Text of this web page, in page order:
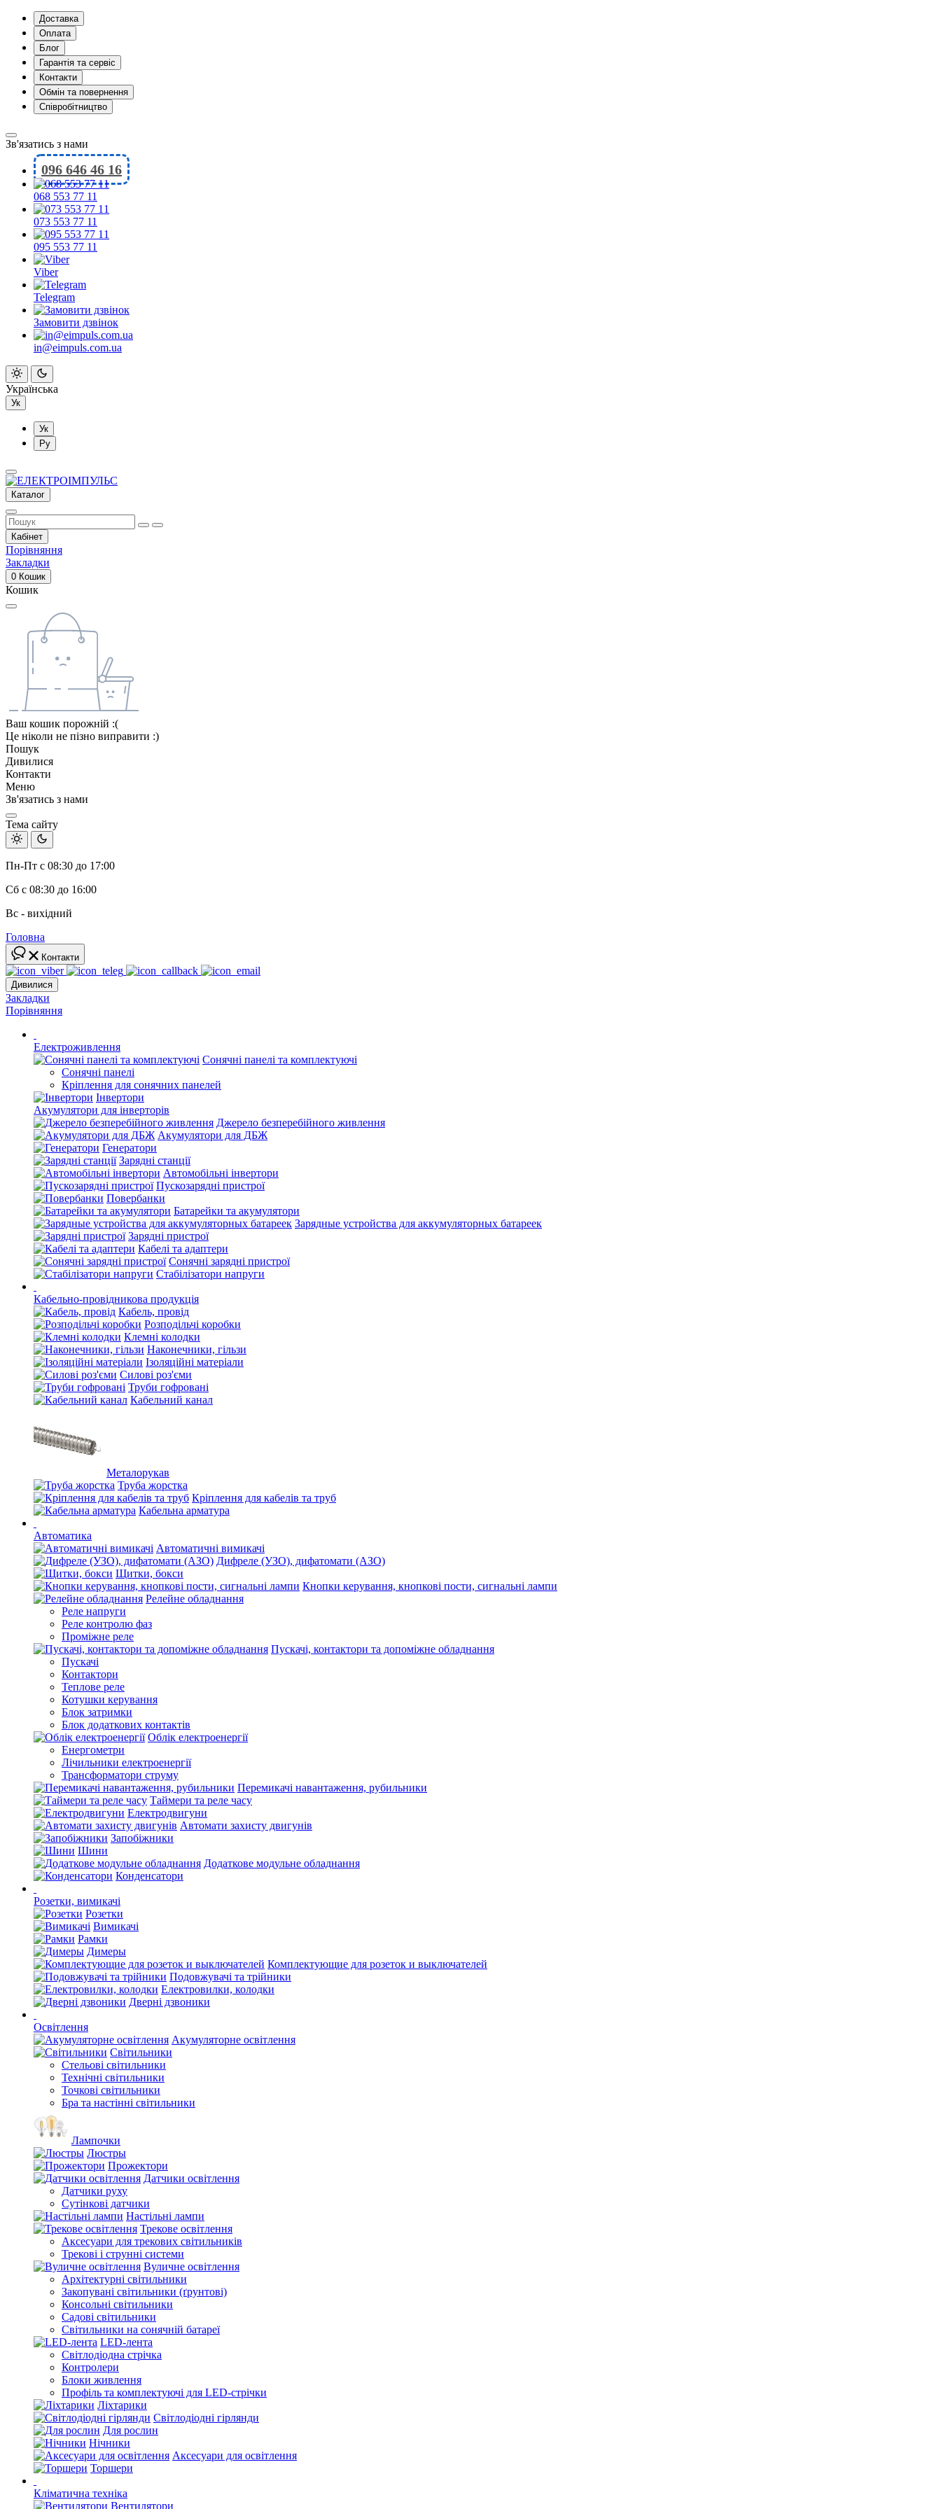
Доставка
Оплата
Блог
Гарантія та сервіс
Контакти
Обмін та повернення
Співробітництво
Зв'язатись з нами
096 646 46 16
068 553 77 11
073 553 77 11
095 553 77 11
Viber
Telegram
Замовити дзвінок
in@eimpuls.com.ua
Українська
Ук
Ук
Ру
Каталог
Кабінет
Порівняння
Закладки
0 Кошик
Кошик
Ваш кошик порожній :(
Це ніколи не пізно виправити :)
Пошук
Дивилися
Контакти
Меню
Зв'язатись з нами
Тема сайту
Пн-Пт с 08:30 до 17:00
Сб с 08:30 до 16:00
Вс - вихідний
Головна
Контакти
Дивилися
Закладки
Порівняння
Електроживлення
Сонячні панелі та комплектуючі
Сонячні панелі
Кріплення для сонячних панелей
Інвертори
Акумулятори для інверторів
Джерело безперебійного живлення
Акумулятори для ДБЖ
Генератори
Зарядні станції
Автомобільні інвертори
Пускозарядні пристрої
Повербанки
Батарейки та акумулятори
Зарядные устройства для аккумуляторных батареек
Зарядні пристрої
Кабелі та адаптери
Сонячні зарядні пристрої
Стабілізатори напруги
Кабельно-провідникова продукція
Кабель, провід
Розподільчі коробки
Клемні колодки
Наконечники, гільзи
Ізоляційні матеріали
Силові роз'єми
Труби гофровані
Кабельний канал
Металорукав
Труба жорстка
Кріплення для кабелів та труб
Кабельна арматура
Автоматика
Автоматичні вимикачі
Дифреле (УЗО), дифатомати (АЗО)
Щитки, бокси
Кнопки керування, кнопкові пости, сигнальні лампи
Релейне обладнання
Реле напруги
Реле контролю фаз
Проміжне реле
Пускачі, контактори та допоміжне обладнання
Пускачі
Контактори
Теплове реле
Котушки керування
Блок затримки
Блок додаткових контактів
Облік електроенергії
Енергометри
Лічильники електроенергії
Трансформатори струму
Перемикачі навантаження, рубильники
Таймери та реле часу
Електродвигуни
Автомати захисту двигунів
Запобіжники
Шини
Додаткове модульне обладнання
Конденсатори
Розетки, вимикачі
Розетки
Вимикачі
Рамки
Димеры
Комплектующие для розеток и выключателей
Подовжувачі та трійники
Електровилки, колодки
Дверні дзвоники
Освітлення
Акумуляторне освітлення
Світильники
Стельові світильники
Технічні світильники
Точкові світильники
Бра та настінні світильники
Лампочки
Люстры
Прожектори
Датчики освітлення
Датчики руху
Сутінкові датчики
Настільні лампи
Трекове освітлення
Аксесуари для трекових світильників
Трекові і струнні системи
Вуличне освітлення
Архітектурні світильники
Закопувані світильники (ґрунтові)
Консольні світильники
Садові світильники
Світильники на сонячній батареї
LED-лента
Світлодіодна стрічка
Контролери
Блоки живлення
Профіль та комплектуючі для LED-стрічки
Ліхтарики
Світлодіодні гірлянди
Для рослин
Нічники
Аксесуари для освітлення
Торшери
Кліматична техніка
Вентилятори